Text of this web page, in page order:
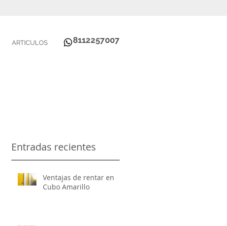
ARTICULOS 8112257007
Entradas recientes
Ventajas de rentar en
Cubo Amarillo